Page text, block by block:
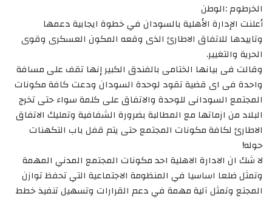
الخرطوم :الوطن
أعلنت الإدارة الأهلية بالسودان في خطوة ايجابية دعمها
وتاييدها للاتفاق الاطارئ الذى وقعه المكون العسكرى وقوى
الحرية والتغيير.
وقالت فى بيانها الختامى بالفندق الكبير إنها تقف على مسافة
واحدة فى اى قضية تقود لوحدة السودان ودعت كافة مكونات
المجتمع السودانى للوحدة والاتفاق على كلمة سواء حتى تخرج
البلاد من ازماتها مع المطالبة بضرورة الشفافية وتمليك الاتفاق
الاطارئ لكافة مكونات المجتمع حتى يتم قفل باب التكهنات
حوله!
لا شك ان الادارة الاهلية احد مكونات المجتمع المدني المهمة
وتمثل ضلعا اساسيا في المنظومة الاجتماعية التي تحفظ توازن
المجتع وتمثل آلية مهمة في دعم القرارات وتسهيل تنفيذ خطط